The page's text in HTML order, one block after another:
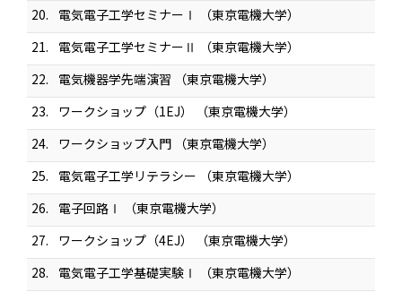
20.
電気電子工学セミナーⅠ （東京電機大学）
21.
電気電子工学セミナーⅡ （東京電機大学）
22.
電気機器学先端演習 （東京電機大学）
23.
ワークショップ（1EJ） （東京電機大学）
24.
ワークショップ入門 （東京電機大学）
25.
電気電子工学リテラシー （東京電機大学）
26.
電子回路Ⅰ （東京電機大学）
27.
ワークショップ（4EJ） （東京電機大学）
28.
電気電子工学基礎実験Ⅰ （東京電機大学）